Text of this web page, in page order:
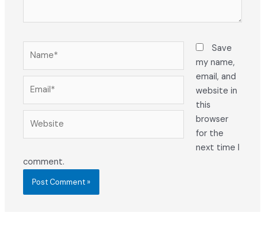
Save
my name,
email, and
website in
this
browser
for the
next time I
comment.